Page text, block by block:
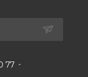
77